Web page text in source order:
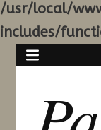
/usr/local/
includes/